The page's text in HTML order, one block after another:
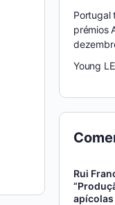
Portugal
prémios
Young
Rui
apícolas